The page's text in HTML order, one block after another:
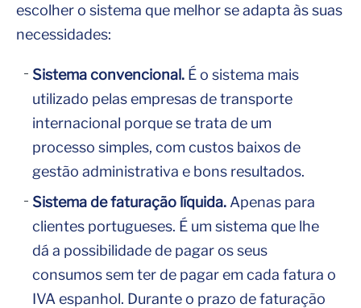
escolher o sistema que melhor se adapta às suas
necessidades:
Sistema convencional. É o sistema mais
utilizado pelas empresas de transporte
internacional porque se trata de um
processo simples, com custos baixos de
gestão administrativa e bons resultados.
Sistema de faturação líquida. Apenas para
clientes portugueses. É um sistema que lhe
dá a possibilidade de pagar os seus
consumos sem ter de pagar em cada fatura o
IVA espanhol. Durante o prazo de faturação